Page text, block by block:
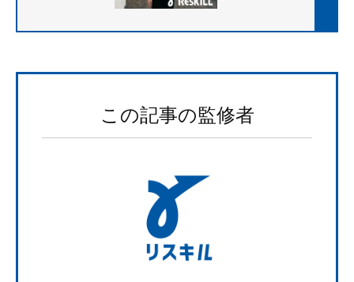
この記事の監修者